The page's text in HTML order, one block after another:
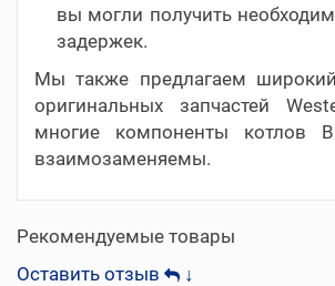
вы могли получить
задержек.
Мы также предлагаем
оригинальных запчастей
многие компоненты котлов
взаимозаменяемы.
Рекомендуемые товары
Оставить отзыв
↓